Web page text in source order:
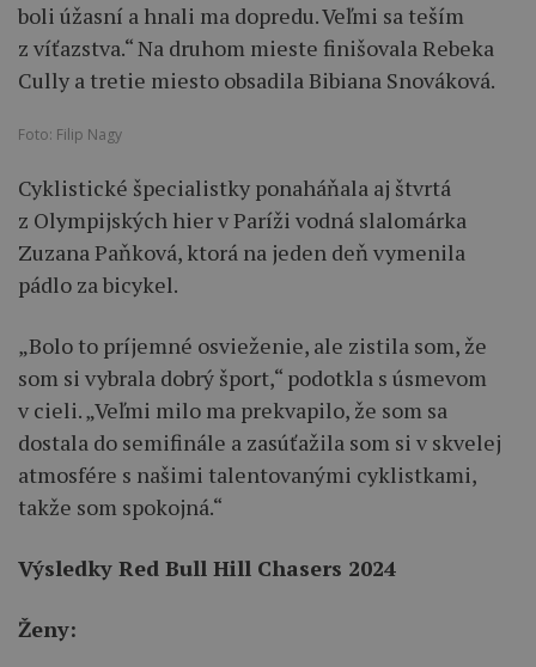
boli úžasní a hnali ma dopredu. Veľmi sa teším
z víťazstva.“ Na druhom mieste finišovala Rebeka
Cully a tretie miesto obsadila Bibiana Snováková.
Foto: Filip Nagy
Cyklistické špecialistky ponaháňala aj štvrtá
z Olympijských hier v Paríži vodná slalomárka
Zuzana Paňková, ktorá na jeden deň vymenila
pádlo za bicykel.
„Bolo to príjemné osvieženie, ale zistila som, že
som si vybrala dobrý šport,“ podotkla s úsmevom
v cieli. „Veľmi milo ma prekvapilo, že som sa
dostala do semifinále a zasúťažila som si v skvelej
atmosfére s našimi talentovanými cyklistkami,
takže som spokojná.“
Výsledky Red Bull Hill Chasers 2024
Ženy: